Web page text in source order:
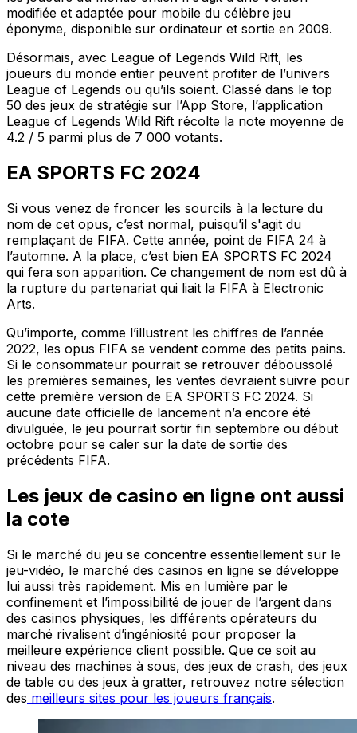
modifiée et adaptée pour mobile du célèbre jeu
éponyme, disponible sur ordinateur et sortie en 2009.
Désormais, avec League of Legends Wild Rift, les
joueurs du monde entier peuvent profiter de l’univers
League of Legends ou qu’ils soient. Classé dans le top
50 des jeux de stratégie sur l’App Store, l’application
League of Legends Wild Rift récolte la note moyenne de
4.2 / 5 parmi plus de 7 000 votants.
EA SPORTS FC 2024
Si vous venez de froncer les sourcils à la lecture du
nom de cet opus, c’est normal, puisqu’il s'agit du
remplaçant de FIFA. Cette année, point de FIFA 24 à
l’automne. A la place, c’est bien EA SPORTS FC 2024
qui fera son apparition. Ce changement de nom est dû à
la rupture du partenariat qui liait la FIFA à Electronic
Arts.
Qu’importe, comme l’illustrent les chiffres de l’année
2022, les opus FIFA se vendent comme des petits pains.
Si le consommateur pourrait se retrouver déboussolé
les premières semaines, les ventes devraient suivre pour
cette première version de EA SPORTS FC 2024. Si
aucune date officielle de lancement n’a encore été
divulguée, le jeu pourrait sortir fin septembre ou début
octobre pour se caler sur la date de sortie des
précédents FIFA.
Les jeux de casino en ligne ont aussi
la cote
Si le marché du jeu se concentre essentiellement sur le
jeu-vidéo, le marché des casinos en ligne se développe
lui aussi très rapidement. Mis en lumière par le
confinement et l’impossibilité de jouer de l’argent dans
des casinos physiques, les différents opérateurs du
marché rivalisent d’ingéniosité pour proposer la
meilleure expérience client possible. Que ce soit au
niveau des machines à sous, des jeux de crash, des jeux
de table ou des jeux à gratter, retrouvez notre sélection
des meilleurs sites pour les joueurs français.